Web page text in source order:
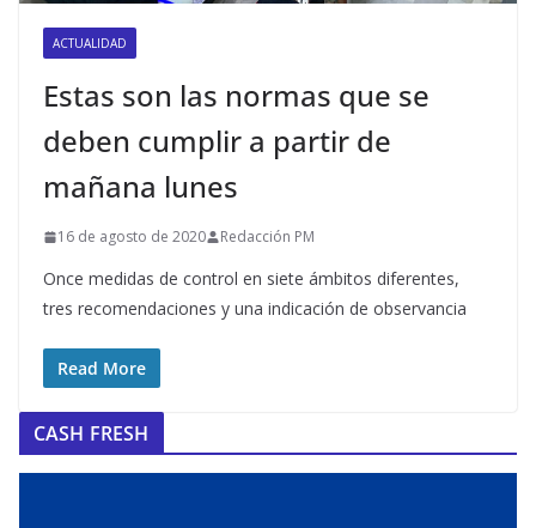
ACTUALIDAD
Estas son las normas que se
deben cumplir a partir de
mañana lunes
16 de agosto de 2020 Redacción PM
Once medidas de control en siete ámbitos diferentes,
tres recomendaciones y una indicación de observancia
Read More
CASH FRESH